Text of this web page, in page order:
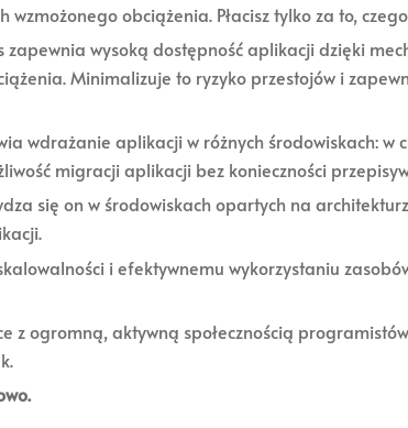
obciążenia. Płacisz tylko za to,
wysoką dostępność aplikacji dzięki
Minimalizuje to ryzyko przestojów i
wdrażanie aplikacji w różnych środowiskach: w
migracji aplikacji bez konieczności
się on w środowiskach opartych na
i efektywnemu wykorzystaniu
z ogromną, aktywną społecznością